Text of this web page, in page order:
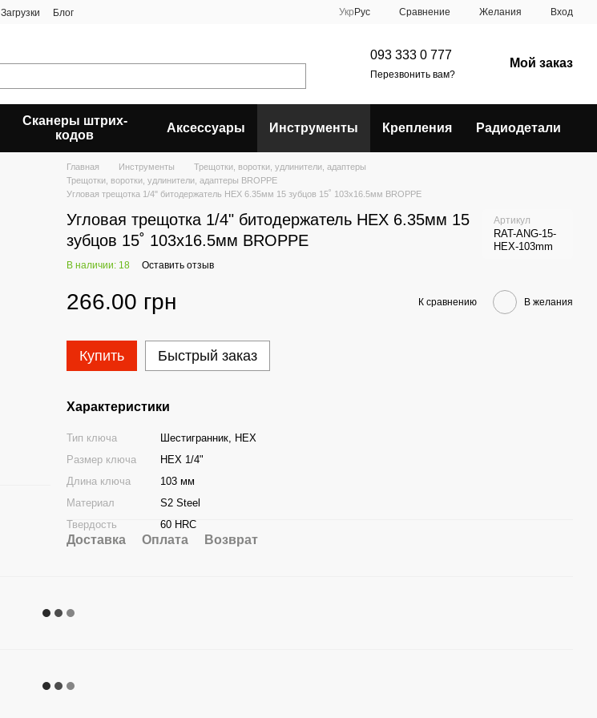
Загрузки Блог Укр Рус Сравнение Желания Вход
093 333 0 777
Перезвонить вам?
Мой заказ
Сканеры штрих-
кодов
Аксессуары Инструменты Крепления Радиодетали
Главная Инструменты
Трещотки, воротки, удлинители, адаптеры
Трещотки, воротки, удлинители, адаптеры BROPPE
Угловая трещотка 1/4" битодержатель HEX 6.35мм 15 зубцов 15˚ 103x16.5мм BROPPE
Угловая трещотка 1/4" битодержатель HEX 6.35мм 15
зубцов 15˚ 103x16.5мм BROPPE
Артикул
RAT-ANG-15-
HEX-103mm
В наличии: 18 Оставить отзыв
266.00 грн К сравнению В желания
Купить Быстрый заказ
Характеристики
Тип ключа
Шестигранник, HEX
Размер ключа
HEX 1/4"
Длина ключа
103 мм
Материал
S2 Steel
Твердость
60 HRC
Доставка Оплата Возврат